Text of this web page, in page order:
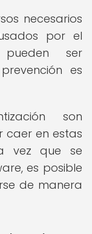
necesarios
por el
ser
es
son
caer en estas
vez que se
es posible
de manera